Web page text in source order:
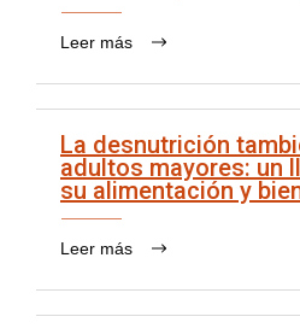
Leer más
La desnutrición
adultos mayores: un
su alimentación y
Leer más